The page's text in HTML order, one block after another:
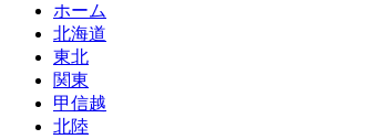
ホーム
北海道
東北
関東
甲信越
北陸